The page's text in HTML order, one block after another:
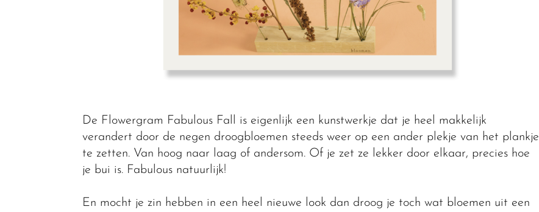
De Flowergram Fabulous Fall is eigenlijk een kunstwerkje dat je heel makkelijk
verandert door de negen droogbloemen steeds weer op een ander plekje van het plankje
te zetten. Van hoog naar laag of andersom. Of je zet ze lekker door elkaar, precies hoe
je bui is. Fabulous natuurlijk!
En mocht je zin hebben in een heel nieuwe look dan droog je toch wat bloemen uit een